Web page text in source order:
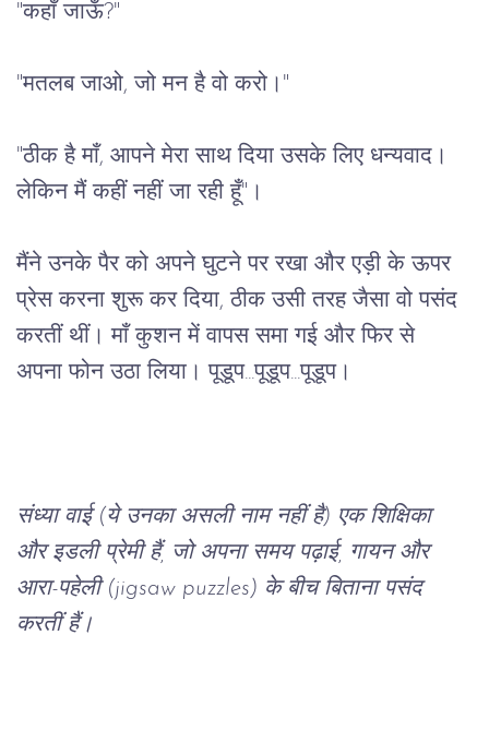
"कहाँ जाऊँ?"
"मतलब जाओ, जो मन है वो करो। "
"ठीक है माँ, आपने मेरा साथ दिया उसके लिए धन्यवाद।
लेकिन मैं कहीं नहीं जा रही हूँ" ।
मैंने उनके पैर को अपने घुटने पर रखा और एड़ी के ऊपर
प्रेस करना शुरू कर दिया, ठीक उसी तरह जैसा वो पसंद
करतीं थीं। माँ कुशन में वापस समा गई और फिर से
अपना फोन उठा लिया। पूडूप...पूडूप...पूडूप।
संध्या वाई (ये उनका असली नाम नहीं है) एक शिक्षिका
और इडली प्रेमी हैं, जो अपना समय पढ़ाई, गायन और
आरा-पहेली (jigsaw puzzles) के बीच बिताना पसंद
करतीं हैं।